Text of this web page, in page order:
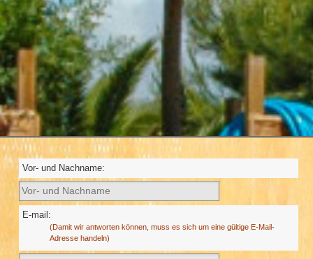
Vor- und Nachname:
E-mail:
(Damit wir antworten können, muss es sich um eine gültige E-Mail-
Adresse handeln)